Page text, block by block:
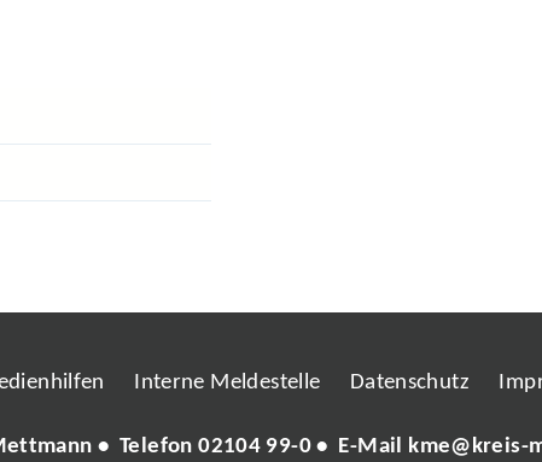
Interne Meldestelle Datenschutz
• Telefon02104 99-0• E-Mail kme@kreis-